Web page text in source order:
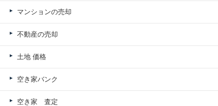
マンションの売却
不動産の売却
土地 価格
空き家バンク
空き家 査定